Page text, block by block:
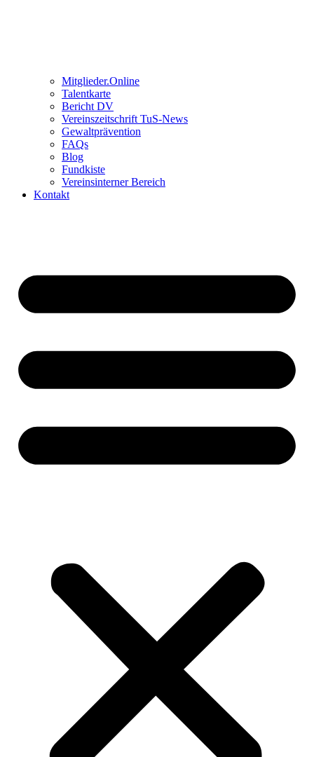
Mitglieder.Online
Talentkarte
Bericht DV
Vereinszeitschrift TuS-News
Gewaltprävention
FAQs
Blog
Fundkiste
Vereinsinterner Bereich
Kontakt